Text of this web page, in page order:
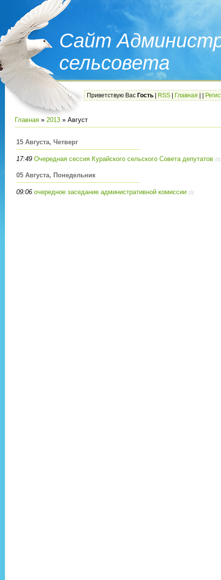
Сайт
сельсовета
Приветствую Вас Гость RSS Главная
Главная » 2013 » Август
15 Августа, Четверг
17:49 Очередная сессия Курайского сельского Совета депутатов (0)
05 Августа, Понедельник
09:06 очередное заседание административной комиссии (0)